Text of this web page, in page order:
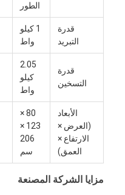
الصفحة الرئيسية
المنتجات
حولنا
الطور
قدرة
التبريد
1 كيلو
واط
قدرة
التسخين
2.05
كيلو
واط
الأبعاد
(العرض ×
الارتفاع ×
العمق)
80 ×
123 ×
206
سم
مزايا الشركة المصنعة